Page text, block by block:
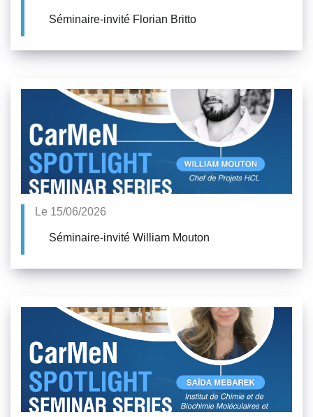
Séminaire-invité Florian Britto
Le 15/06/2026
Séminaire-invité William Mouton